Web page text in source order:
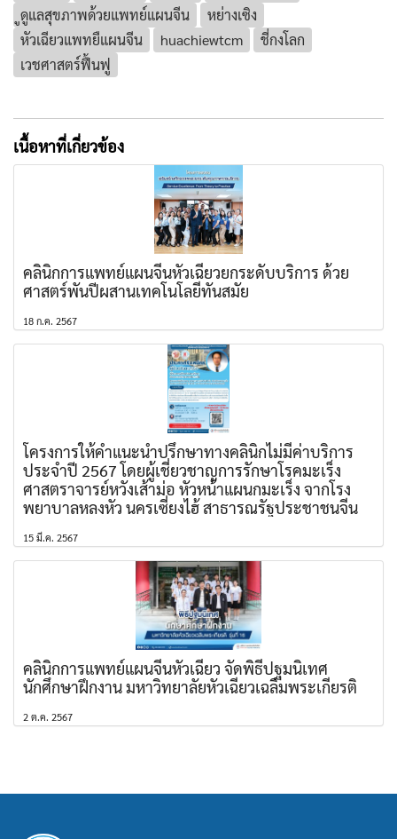
ูดูแลสุขภาพด้วยแพทย์แผนจีน
หย่างเซิง
หัวเฉียวแพทยืแผนจีน
huachiewtcm
ชี่กงโลก
เวชศาสตร์ฟื้นฟู
เนื้อหาที่เกี่ยวข้อง
คลินิกการแพทย์แผนจีนหัวเฉียวยกระดับบริการ ด้วย
ศาสตร์พันปีผสานเทคโนโลยีทันสมัย
18 ก.ค. 2567
โครงการให้คำแนะนำปรึกษาทางคลินิกไม่มีค่าบริการ
ประจำปี 2567 โดยผู้เชี่ยวชาญการรักษาโรคมะเร็ง
ศาสตราจารย์หวังเส้าม่อ หัวหน้าแผนกมะเร็ง จากโรง
พยาบาลหลงหัว นครเซี่ยงไฮ้ สาธารณรัฐประชาชนจีน
15 มี.ค. 2567
คลินิกการแพทย์แผนจีนหัวเฉียว จัดพิธีปฐมนิเทศ
นักศึกษาฝึกงาน มหาวิทยาลัยหัวเฉียวเฉลิมพระเกียรติ
2 ต.ค. 2567